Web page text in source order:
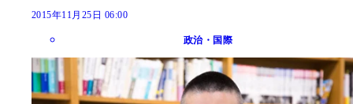
2015年11月25日 06:00
政治・国際